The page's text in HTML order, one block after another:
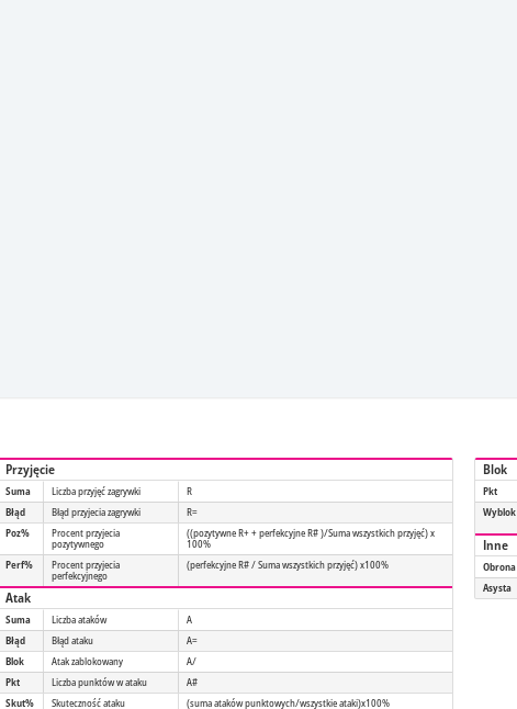
Przyjęcie
Suma Liczba przyjęć zagrywki
R
Błąd
Błąd przyjecia zagrywki
R=
Poz%
Procent przyjecia
pozytywnego
((pozytywne R+ + perfekcyjne R# )/Suma wszystkich przyjęć) x
100%
Perf%
Procent przyjecia
perfekcyjnego
(perfekcyjne R# / Suma wszystkich przyjęć) x100%
Atak
Suma Liczba ataków
A
Błąd
Błąd ataku
A=
Blok
Atak zablokowany
A/
Pkt
Liczba punktów w ataku
A#
Skut%
Skuteczność ataku (suma ataków punktowych/wszystkie ataki)x100%
Blok
Pkt
Wyblok
Inne
Obrona
Asysta